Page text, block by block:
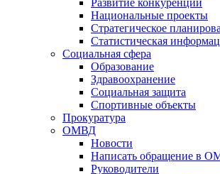
Развитие конкуренции
Национальные проекты
Стратегическое
Статистическая
Социальная сфера
Образование
Здравоохранение
Социальная защита
Спортивные объекты
Прокуратура
ОМВД
Новости
Написать обращение в
Руководители